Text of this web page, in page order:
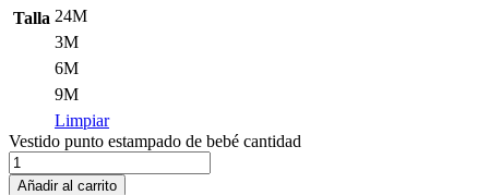
Talla 24M
3M
6M
9M
Limpiar
Vestido punto estampado de bebé cantidad
Añadir al carrito